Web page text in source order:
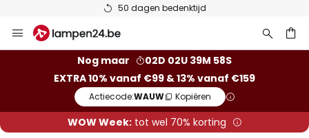
50 dagen bedenktijd
naar
Nog maar
02D 02U 39M 58S
EXTRA 10% vanaf €99 & 13% vanaf €159
Actiecode:WAUW Kopiëren
WOW Week:tot wel 70% korting